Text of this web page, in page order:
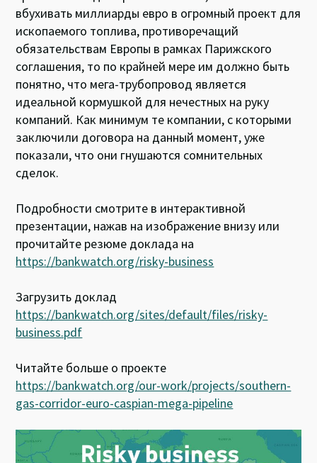
вбухивать миллиарды евро в огромный проект для
ископаемого топлива, противоречащий
обязательствам Европы в рамках Парижского
соглашения, то по крайней мере им должно быть
понятно, что мега-трубопровод является
идеальной кормушкой для нечестных на руку
компаний. Как минимум те компании, с которыми
заключили договора на данный момент, уже
показали, что они гнушаются сомнительных
сделок.
Подробности смотрите в интерактивной
презентации, нажав на изображение внизу или
прочитайте резюме доклада на
https://bankwatch.org/risky-business
Загрузить доклад
https://bankwatch.org/sites/default/files/risky-
business.pdf
Читайте больше о проекте
https://bankwatch.org/our-work/projects/southern-
gas-corridor-euro-caspian-mega-pipeline